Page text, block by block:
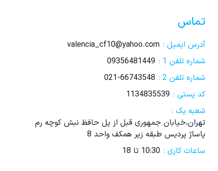
تماس
آدرس ایمیل : valencia_cf10@yahoo.com
شماره تلفن 1 :
09356481449
شماره تلفن 2 :
021-66743548
کد پستی : 1134835539
شعبه یک :
تهران،خیابان جمهوری قبل از پل حافظ نبش کوچه رم
پاساژ پردیس طبقه زیر همکف واحد 8
ساعات کاری : 10:30 تا 18